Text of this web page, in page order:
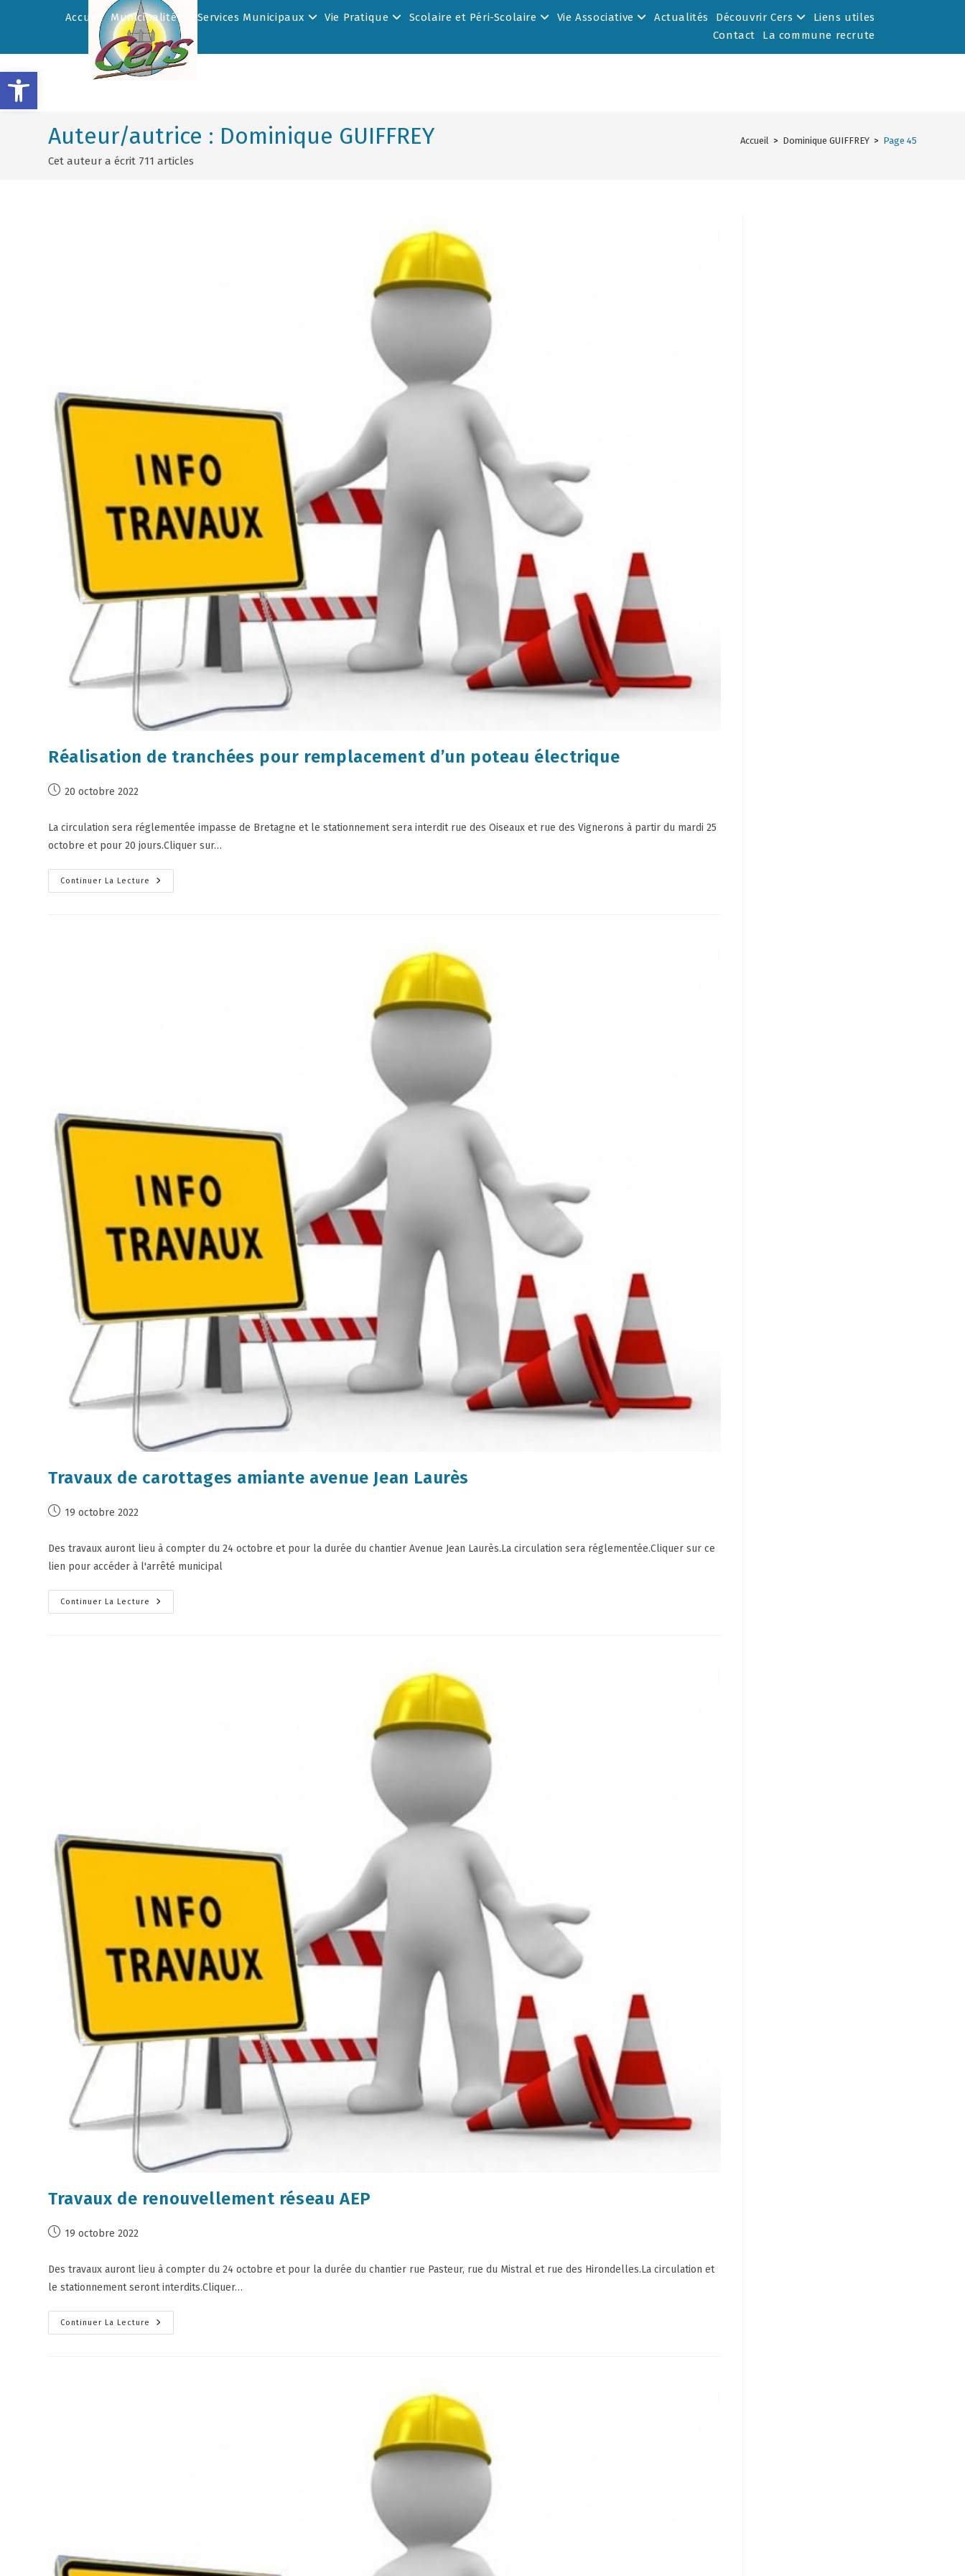
Accueil Municipalité Services Municipaux Vie Pratique Scolaire et Péri-Scolaire Vie Associative Actualités Découvrir Cers
Liens utiles
Contact
La commune recrute
Auteur/autrice : Dominique GUIFFREY
Cet auteur a écrit 711 articles
Accueil > Dominique GUIFFREY > Page 45
Réalisation de tranchées pour remplacement d’un poteau électrique
20 octobre 2022
La circulation sera réglementée impasse de Bretagne et le stationnement sera interdit rue des Oiseaux et rue des Vignerons à partir du mardi 25
octobre et pour 20 jours.Cliquer sur…
Continuer La Lecture
Travaux de carottages amiante avenue Jean Laurès
19 octobre 2022
Des travaux auront lieu à compter du 24 octobre et pour la durée du chantier Avenue Jean Laurès.La circulation sera réglementée.Cliquer sur ce
lien pour accéder à l'arrêté municipal
Continuer La Lecture
Travaux de renouvellement réseau AEP
19 octobre 2022
Des travaux auront lieu à compter du 24 octobre et pour la durée du chantier rue Pasteur, rue du Mistral et rue des Hirondelles.La circulation et
le stationnement seront interdits.Cliquer…
Continuer La Lecture
Ouvrir la barre d’outils